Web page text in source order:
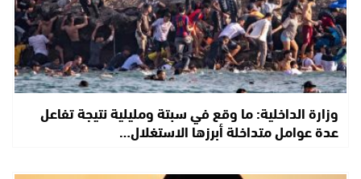
وزارة الداخلية: ما وقع في سبتة ومليلية نتيجة تفاعل
عدة عوامل متداخلة أبرزها الاستغلال…